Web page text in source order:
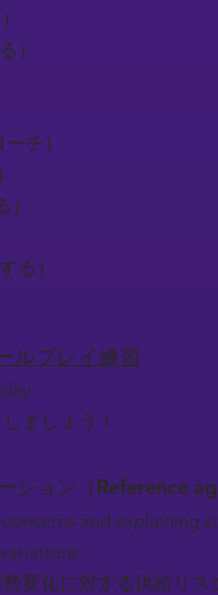
）
チ）
る）
ルプレイ練習
ましょう！
ョン（Reference
and explaining
変化に対する供給リ